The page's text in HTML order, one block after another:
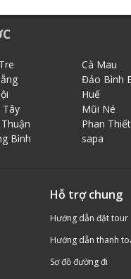
Cà Mau
Đảo Bình
Huế
Tây
Mũi Né
Phan Thiết
Bình
sapa
Hỗ trợ chung
Hướng dẫn đặt tour
Hướng dẫn thanh
Sơ đồ đường đi